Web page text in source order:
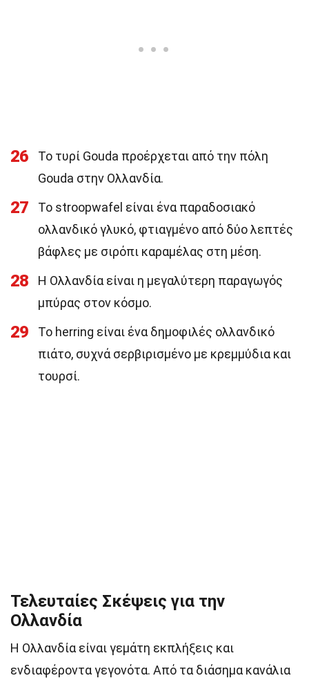
26
Το τυρί Gouda προέρχεται από την πόλη
Gouda στην Ολλανδία.
27
Το stroopwafel είναι ένα παραδοσιακό
ολλανδικό γλυκό, φτιαγμένο από δύο λεπτές
βάφλες με σιρόπι καραμέλας στη μέση.
28
Η Ολλανδία είναι η μεγαλύτερη παραγωγός
μπύρας στον κόσμο.
29
Το herring είναι ένα δημοφιλές ολλανδικό
πιάτο, συχνά σερβιρισμένο με κρεμμύδια και
τουρσί.
Τελευταίες Σκέψεις για την
Ολλανδία
Η Ολλανδία είναι γεμάτη εκπλήξεις και
ενδιαφέροντα γεγονότα. Από τα διάσημα κανάλια